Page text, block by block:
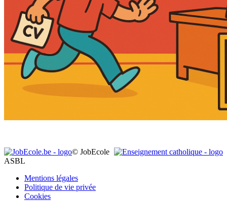
© JobEcole
ASBL
Mentions légales
Politique de vie privée
Cookies